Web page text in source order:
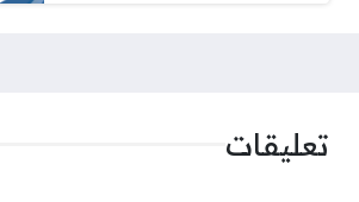
تعليقات